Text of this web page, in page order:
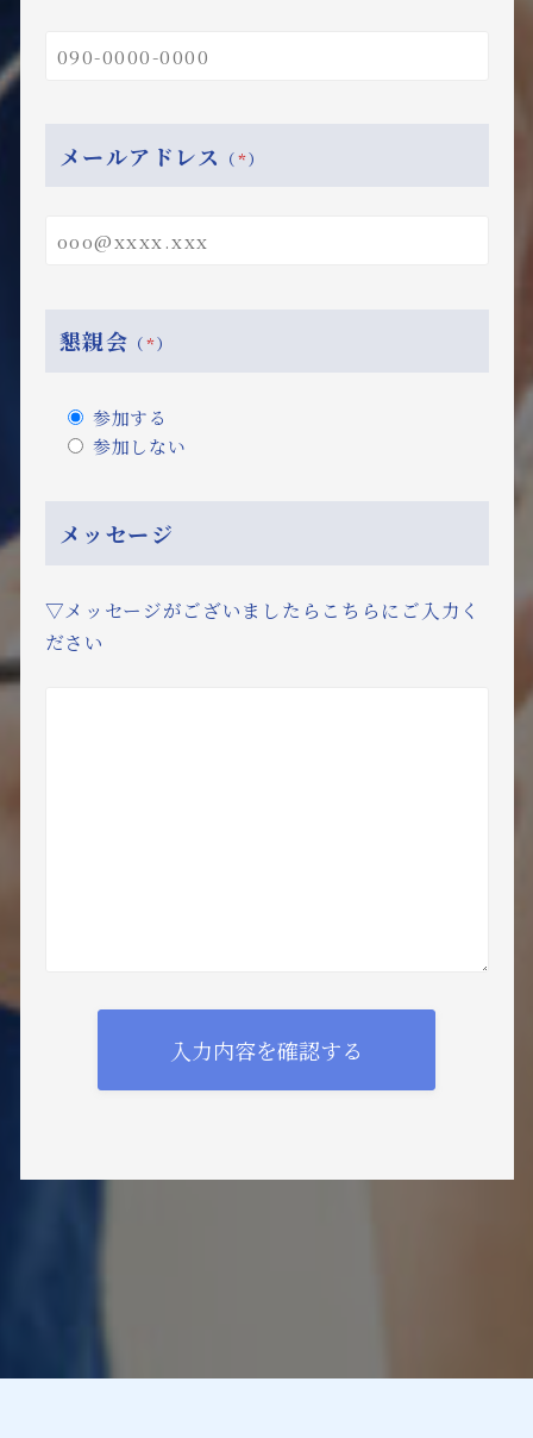
メールアドレス （*）
懇親会 （*）
参加する
参加しない
メッセージ
▽メッセージがございましたらこちらにご入力く
ださい